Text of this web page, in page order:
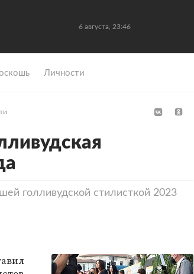
6 августа, 23:46
Личности
голливудской стилисткой 2023